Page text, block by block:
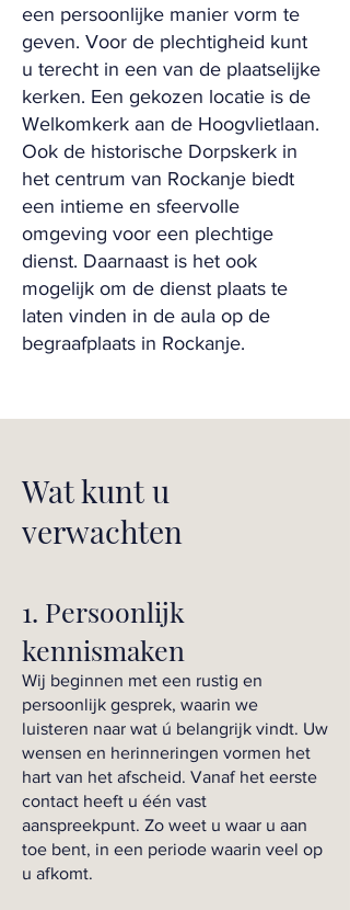
een persoonlijke manier vorm te
geven. Voor de plechtigheid kunt
u terecht in een van de plaatselijke
kerken. Een gekozen locatie is de
Welkomkerk aan de Hoogvlietlaan.
Ook de historische Dorpskerk in
het centrum van Rockanje biedt
een intieme en sfeervolle
omgeving voor een plechtige
dienst. Daarnaast is het ook
mogelijk om de dienst plaats te
laten vinden in de aula op de
begraafplaats in Rockanje.
Wat kunt u
verwachten
1. Persoonlijk
kennismaken
Wij beginnen met een rustig en
persoonlijk gesprek, waarin we
luisteren naar wat ú belangrijk vindt. Uw
wensen en herinneringen vormen het
hart van het afscheid. Vanaf het eerste
contact heeft u één vast
aanspreekpunt. Zo weet u waar u aan
toe bent, in een periode waarin veel op
u afkomt.